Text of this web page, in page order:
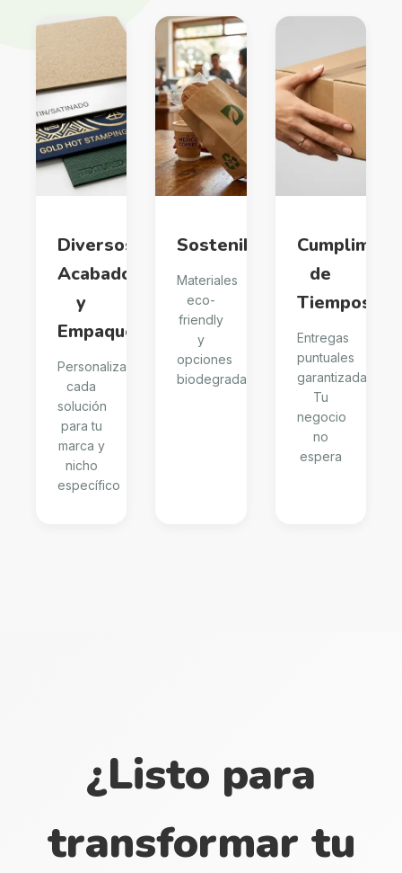
Diversos
Acabados
y
Empaques
Personalizamos
cada
solución
para tu
marca y
nicho
específico
Sostenibilidad
Materiales
eco-
friendly
y
opciones
biodegradables
de
Tiempos
Entregas
puntuales
garantizadas.
Tu
negocio
no
espera
¿Listo para
transformar tu